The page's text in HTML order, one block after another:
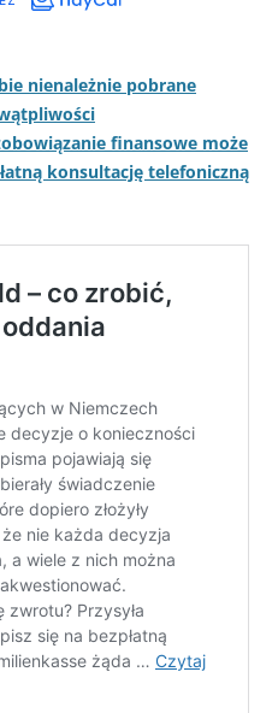
nienależnie pobrane
finansowe może
konsultację telefoniczną